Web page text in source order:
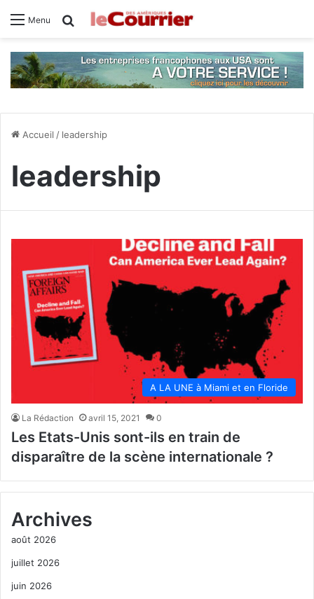
Menu Rechercher
Accueil / leadership
leadership
A LA UNE à Miami et en Floride
La Rédaction avril 15, 2021 0
Les Etats-Unis sont-ils en train de
disparaître de la scène internationale ?
Archives
août 2026
juillet 2026
juin 2026